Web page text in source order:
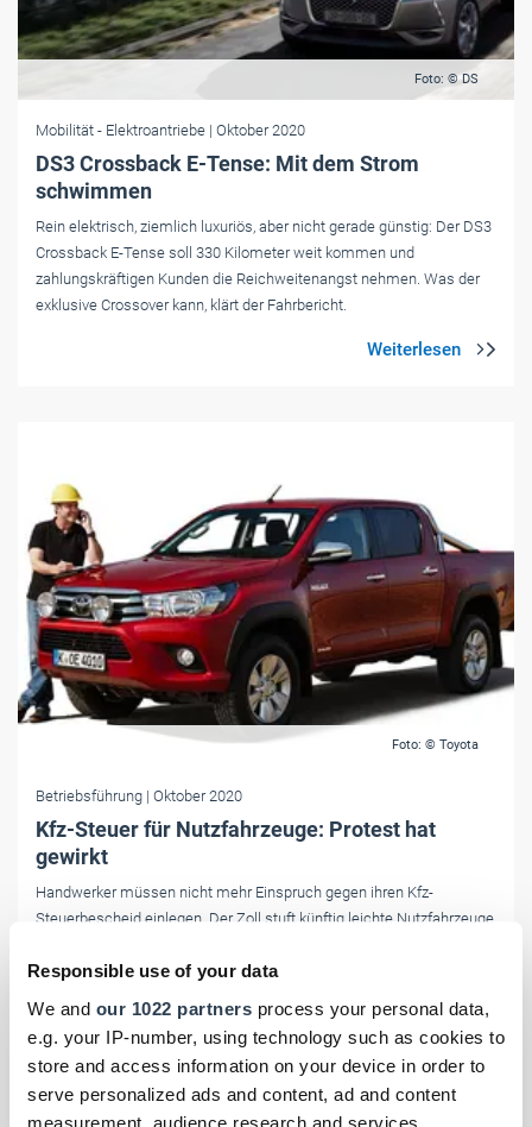
Responsible use of your data
We and our 1022 partners process your personal data,
e.g. your IP-number, using technology such as cookies to
store and access information on your device in order to
serve personalized ads and content, ad and content
measurement, audience research and services
Foto: © DS
Mobilität - Elektroantriebe | Oktober 2020
DS3 Crossback E-Tense: Mit dem Strom
schwimmen
Rein elektrisch, ziemlich luxuriös, aber nicht gerade günstig: Der DS3
Crossback E-Tense soll 330 Kilometer weit kommen und
zahlungskräftigen Kunden die Reichweitenangst nehmen. Was der
exklusive Crossover kann, klärt der Fahrbericht.
Foto: © Toyota
Betriebsführung | Oktober 2020
Kfz-Steuer für Nutzfahrzeuge: Protest hat
gewirkt
Handwerker müssen nicht mehr Einspruch gegen ihren Kfz-
Steuerbescheid einlegen. Der Zoll stuft künftig leichte Nutzfahrzeuge
Handwerks hat sich ausgezahlt.